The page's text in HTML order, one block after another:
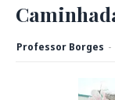
Professor Borges -